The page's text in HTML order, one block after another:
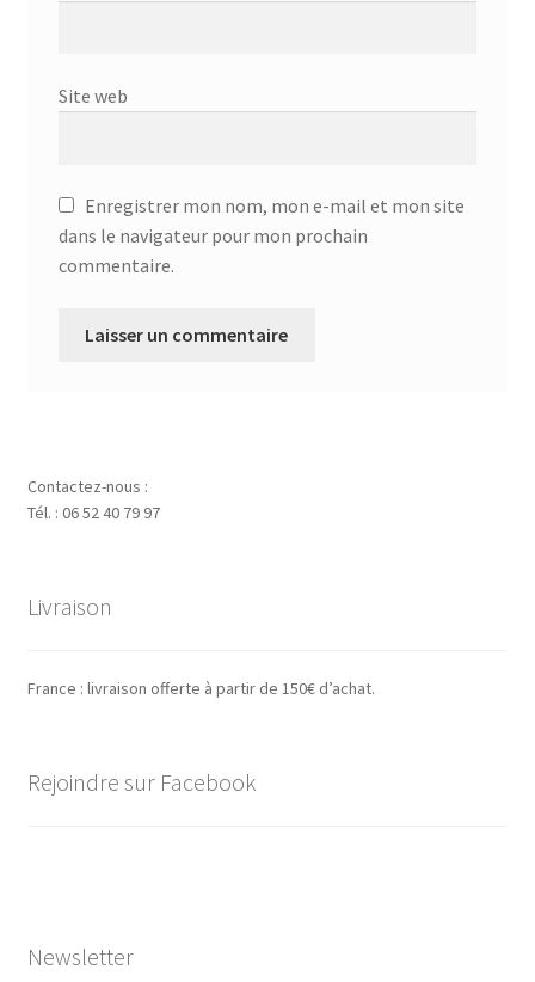
Site web
Enregistrer mon nom, mon e-mail et mon site
dans le navigateur pour mon prochain
commentaire.
Contactez-nous :
Tél. : 06 52 40 79 97
Livraison
France : livraison offerte à partir de 150€ d’achat.
Rejoindre sur Facebook
Newsletter